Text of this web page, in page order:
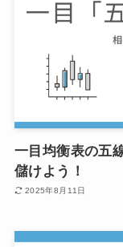
一目均衡表の五
儲けよう！
2025年8月11日